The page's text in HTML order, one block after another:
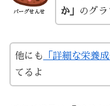
バーグせんせ
か」
のグラ
他にも 「詳細な栄養成
てるよ